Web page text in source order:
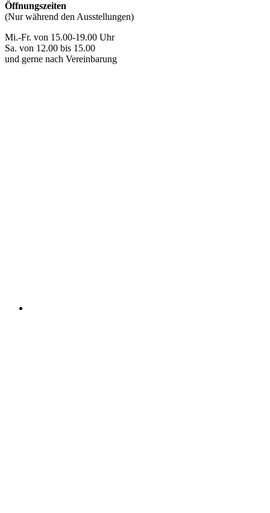
Öffnungszeiten
(Nur während den Ausstellungen)
Mi.-Fr. von 15.00-19.00 Uhr
Sa. von 12.00 bis 15.00
und gerne nach Vereinbarung